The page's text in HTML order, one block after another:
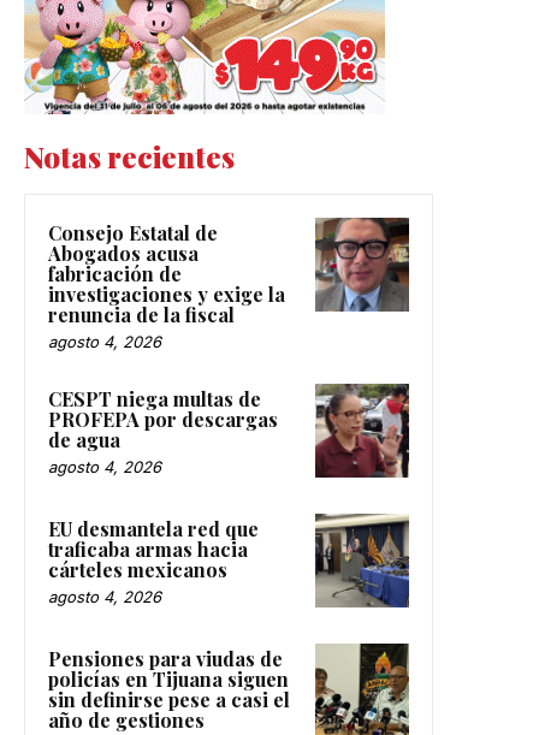
Notas recientes
Consejo Estatal de
Abogados acusa
fabricación de
investigaciones y exige la
renuncia de la fiscal
agosto 4, 2026
CESPT niega multas de
PROFEPA por descargas
de agua
agosto 4, 2026
EU desmantela red que
traficaba armas hacia
cárteles mexicanos
agosto 4, 2026
Pensiones para viudas de
policías en Tijuana siguen
sin definirse pese a casi el
año de gestiones